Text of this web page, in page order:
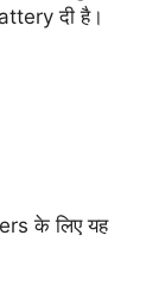
दी है।
के लिए यह